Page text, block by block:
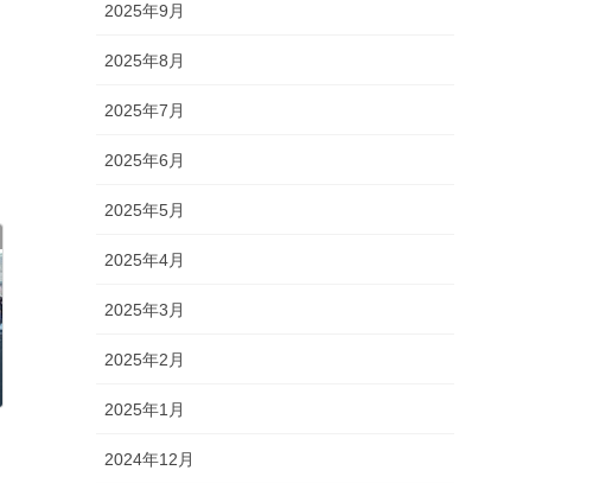
2025年9月
2025年8月
2025年7月
2025年6月
2025年5月
2025年4月
2025年3月
2025年2月
2025年1月
2024年12月